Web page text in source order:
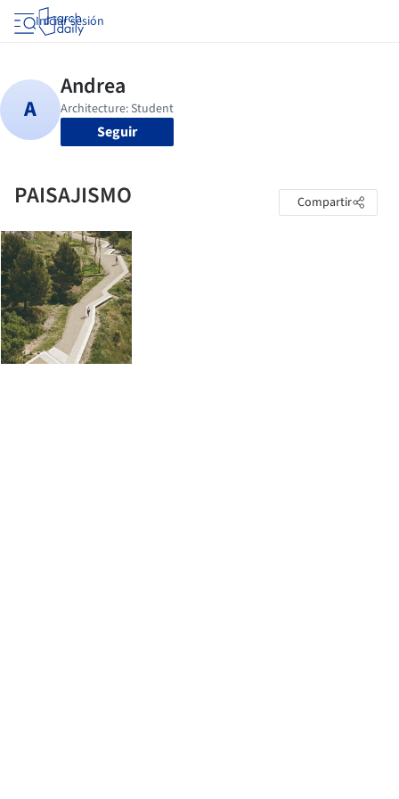
Iniciar sesión
Seguir
PAISAJISMO Compartir